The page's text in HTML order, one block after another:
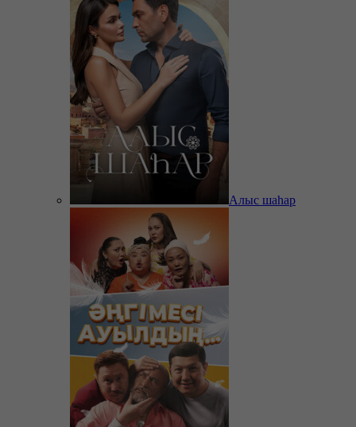
Алыс шаһар